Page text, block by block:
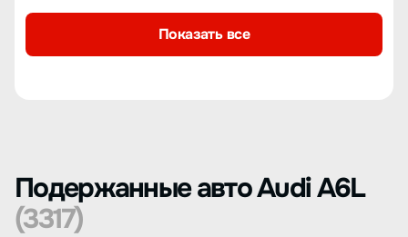
Показать все
Подержанные авто Audi A6L
(3317)